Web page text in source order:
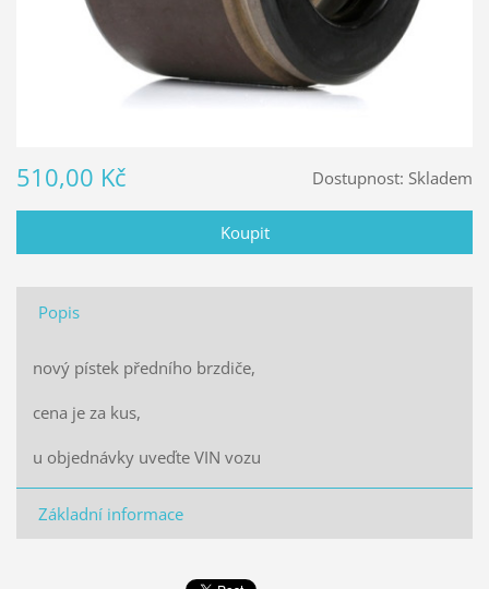
Dostupnost: Skladem
510,00 Kč
Popis
nový pístek předního brzdiče,
cena je za kus,
u objednávky uveďte VIN vozu
Základní informace